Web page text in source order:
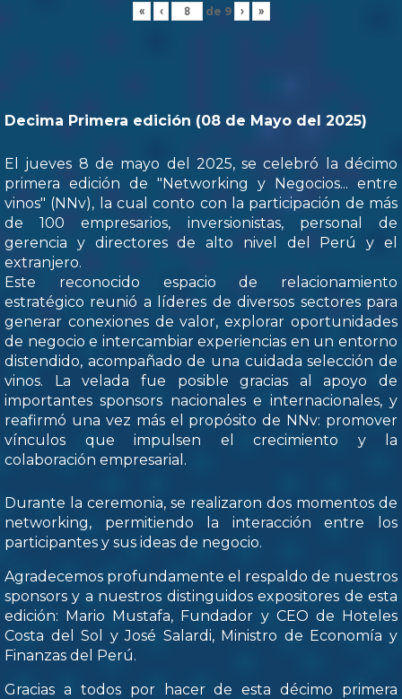
« ‹ de 9 › »
Decima Primera edición (08 de Mayo del 2025)
El jueves 8 de mayo del 2025, se celebró la décimo
primera edición de "Networking y Negocios... entre
vinos" (NNv), la cual conto con la participación de más
de 100 empresarios, inversionistas, personal de
gerencia y directores de alto nivel del Perú y el
extranjero.
Este reconocido espacio de relacionamiento
estratégico reunió a líderes de diversos sectores para
generar conexiones de valor, explorar oportunidades
de negocio e intercambiar experiencias en un entorno
distendido, acompañado de una cuidada selección de
vinos. La velada fue posible gracias al apoyo de
importantes sponsors nacionales e internacionales, y
reafirmó una vez más el propósito de NNv: promover
vínculos que impulsen el crecimiento y la
colaboración empresarial.
Durante la ceremonia, se realizaron dos momentos de
networking, permitiendo la interacción entre los
participantes y sus ideas de negocio.
Agradecemos profundamente el respaldo de nuestros
sponsors y a nuestros distinguidos expositores de esta
edición: Mario Mustafa, Fundador y CEO de Hoteles
Costa del Sol y José Salardi, Ministro de Economía y
Finanzas del Perú.
Gracias a todos por hacer de esta décimo primera